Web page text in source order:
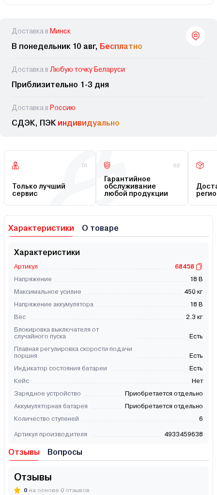
Доставка в Минск
В понедельник 10 авг, Бесплатно
Доставка в Любую точку Беларуси
Приблизительно 1-3 дня
Доставка в Россию
СДЭК, ПЭК индивидуально
01
Только лучший
сервис
02
Гарантийное
обслуживание
любой продукции
Характеристики О товаре
Характеристики
Артикул
68458
Напряжение
18 В
Максимальное усилие
450 кг
Напряжение аккумулятора
18 В
Вес
2.3 кг
Блокировка выключателя от
случайного пуска
Есть
Плавная регулировка скорости подачи
поршня
Есть
Индикатор состояния батареи
Есть
Кейс
Нет
Зарядное устройство
Приобретается отдельно
Аккумуляторная батарея
Приобретается отдельно
Количество ступеней
6
Артикул производителя 4933459638
Отзывы Вопросы
Отзывы
0 на основе 0 отзывов